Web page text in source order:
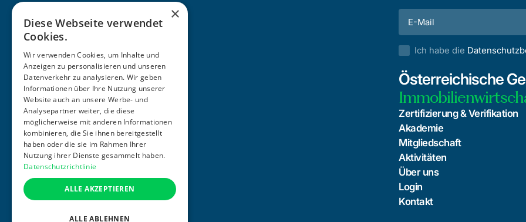
ZERTIFIZIERUNG
Ich habe die
Österreichische
Zertifizierung & Verifikation
Akademie
Mitgliedschaft
Aktivitäten
Über uns
Login
Kontakt
×
Diese Webseite verwendet
Cookies.
Wir verwenden Cookies, um Inhalte und
Anzeigen zu personalisieren und unseren
Datenverkehr zu analysieren. Wir geben
Informationen über Ihre Nutzung unserer
Website auch an unsere Werbe- und
Analysepartner weiter, die diese
möglicherweise mit anderen Informationen
kombinieren, die Sie ihnen bereitgestellt
haben oder die sie im Rahmen Ihrer
Nutzung ihrer Dienste gesammelt haben.
Datenschutzrichtlinie
ALLE AKZEPTIEREN
ALLE ABLEHNEN